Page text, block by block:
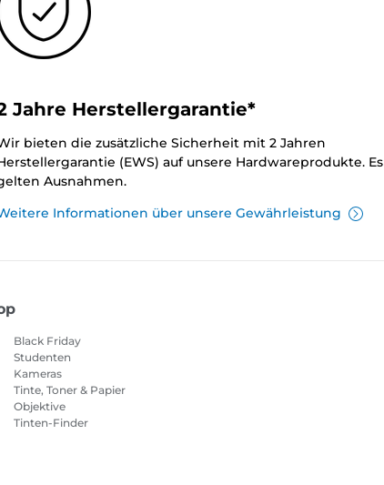
Jahre Herstellergarantie*
bieten die zusätzliche Sicherheit mit 2 Jahren
(EWS) auf unsere Hardwareprodukte. Es
Ausnahmen.
Informationen über unsere Gewährleistung
Black Friday
Studenten
Kameras
Tinte, Toner & Papier
Objektive
Tinten-Finder